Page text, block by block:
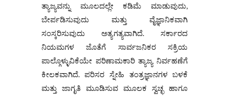
ತ್ಯಾಜ್ಯವನ್ನು ಮೂಲದಲ್ಲೇ ಕಡಿಮೆ ಮಾಡುವುದು,
ಬೇರ್ಪಡಿಸುವುದು ಮತ್ತು ವೈಜ್ಞಾನಿಕವಾಗಿ
ಸಂಸ್ಕರಿಸುವುದು ಅತ್ಯಗತ್ಯವಾಗಿದೆ. ಸರ್ಕಾರದ
ನಿಯಮಗಳ ಜೊತೆಗೆ ಸಾರ್ವಜನಿಕರ ಸಕ್ರಿಯ
ಪಾಲ್ಗೊಳ್ಳುವಿಕೆಯೇ ಪರಿಣಾಮಕಾರಿ ತ್ಯಾಜ್ಯ ನಿರ್ವಹಣೆಗೆ
ಕೀಲಕವಾಗಿದೆ. ಪರಿಸರ ಸ್ನೇಹಿ ತಂತ್ರಜ್ಞಾನಗಳ ಬಳಕೆ
ಮತ್ತು ಜಾಗೃತಿ ಮೂಡಿಸುವ ಮೂಲಕ ಸ್ವಚ್ಛ ಹಾಗೂ